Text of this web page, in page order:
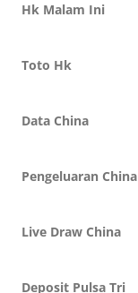
Hk Malam Ini
Toto Hk
Data China
Pengeluaran China
Live Draw China
Deposit Pulsa Tri